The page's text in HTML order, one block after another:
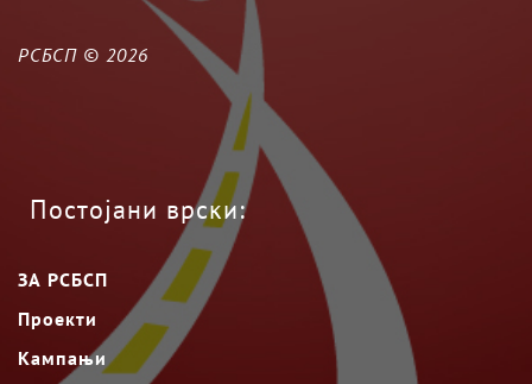
РСБСП © 2026
Постојани врски:
ЗА РСБСП
Проекти
Кампањи